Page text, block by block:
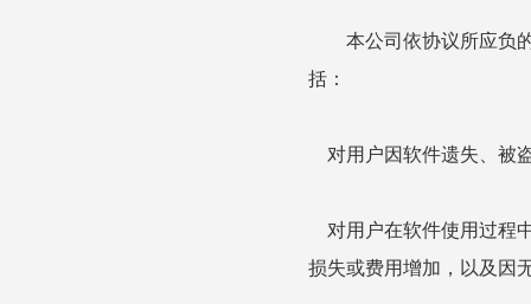
本公司依协议所应负的
括：
对用户因软件遗失、被
对用户在软件使用过程
损失或费用增加，以及因